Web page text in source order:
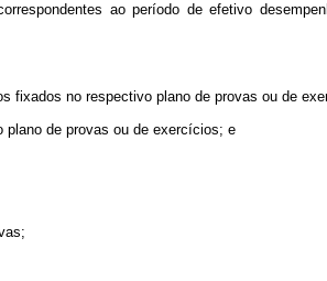
ao período de efetivo
fixados no respectivo plano de provas ou de
plano de provas ou de exercícios; e